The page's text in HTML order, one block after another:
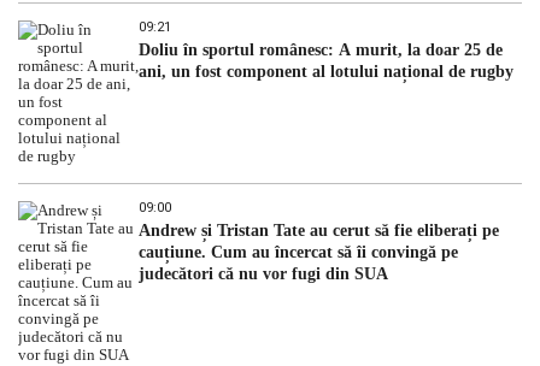
09:21
Doliu în sportul românesc: A murit, la doar 25 de
ani, un fost component al lotului național de rugby
09:00
Andrew și Tristan Tate au cerut să fie eliberați pe
cauțiune. Cum au încercat să îi convingă pe
judecători că nu vor fugi din SUA